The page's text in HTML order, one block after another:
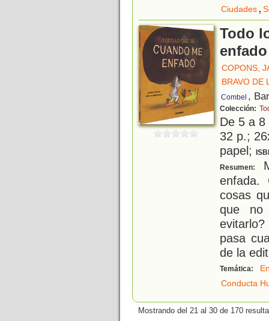
Ciudades,
Todo
enfado
COPONS,
BRAVO DE
Combel ,
Colección:
De 5 a
32 p.;
papel;
Resumen:
enfada.
cosas
que no
pasa
de la
Temática:
Conducta
Mostrando del 21 al 30 de 170